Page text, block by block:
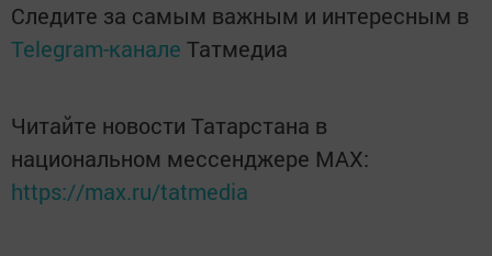
Следите за самым важным и интересным в
Telegram-канале Татмедиа
Читайте новости Татарстана в
национальном мессенджере MАХ:
https://max.ru/tatmedia